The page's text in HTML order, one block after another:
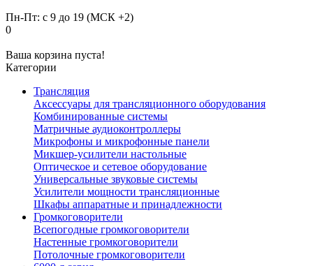
Пн-Пт: с 9 до 19 (МСК +2)
0
Ваша корзина пуста!
Категории
Трансляция
Аксессуары для трансляционного оборудования
Комбинированные системы
Матричные аудиоконтроллеры
Микрофоны и микрофонные панели
Микшер-усилители настольные
Оптическое и сетевое оборудование
Универсальные звуковые системы
Усилители мощности трансляционные
Шкафы аппаратные и принадлежности
Громкоговорители
Всепогодные громкоговорители
Настенные громкоговорители
Потолочные громкоговорители